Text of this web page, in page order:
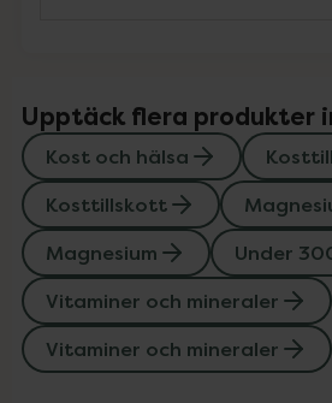
Upptäck flera produkter
Kost och hälsa
Kosttillskott
Magnesium
Under
Vitaminer och mineraler
Vitaminer och mineraler